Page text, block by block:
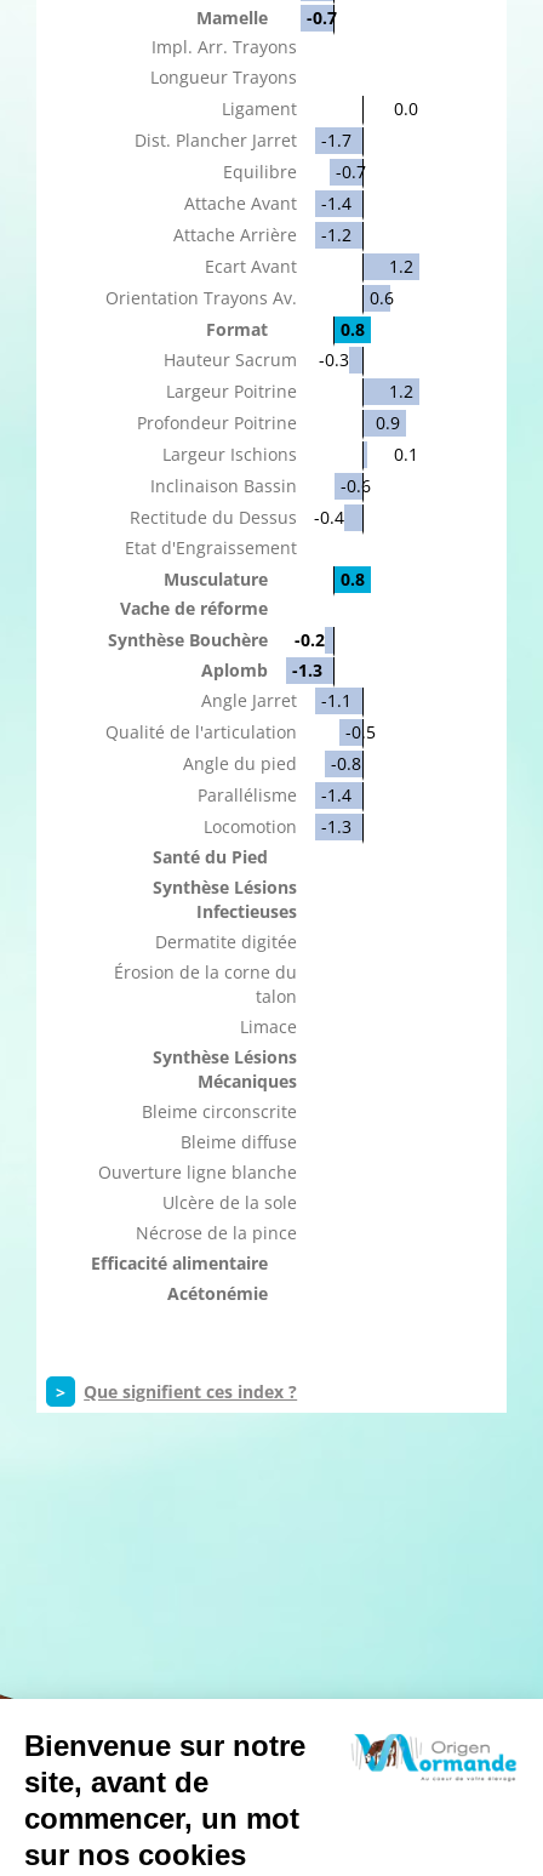
Mamelle
-0.7
Impl. Arr. Trayons
Longueur Trayons
Ligament
0.0
Dist. Plancher Jarret
-1.7
Equilibre
-0.7
Attache Avant
-1.4
Attache Arrière
-1.2
Ecart Avant
1.2
Orientation Trayons Av.
0.6
Format
0.8
Hauteur Sacrum
-0.3
Largeur Poitrine
1.2
Profondeur Poitrine
0.9
Largeur Ischions
0.1
Inclinaison Bassin
-0.6
Rectitude du Dessus
-0.4
Etat d'Engraissement
Musculature
0.8
Vache de réforme
Synthèse Bouchère
-0.2
Aplomb
-1.3
Angle Jarret
-1.1
Qualité de l'articulation
-0.5
Angle du pied
-0.8
Parallélisme
-1.4
Locomotion
-1.3
Santé du Pied
Synthèse Lésions
Infectieuses
Dermatite digitée
Érosion de la corne du
talon
Limace
Synthèse Lésions
Mécaniques
Bleime circonscrite
Bleime diffuse
Ouverture ligne blanche
Ulcère de la sole
Nécrose de la pince
Efficacité alimentaire
Acétonémie
> Que signifient ces index ?